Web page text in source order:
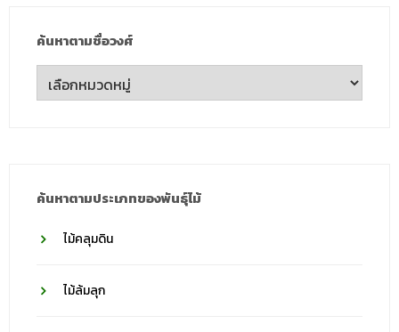
ค้นหาตามชื่อวงศ์
ค้นหา
ตาม
ค้นหาตามประเภทของพันธุ์ไม้
ไม้คลุมดิน
ไม้ล้มลุก